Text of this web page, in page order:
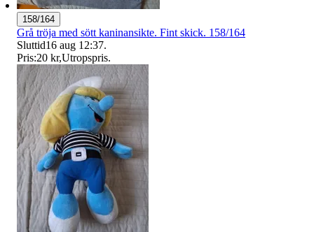
158/164
Grå tröja med sött kaninansikte. Fint skick. 158/164
Sluttid16 aug 12:37.
Pris:20 kr,Utropspris.